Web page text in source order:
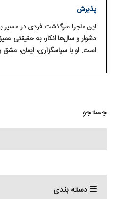
پذیرش
این ماجرا سرگذشت فردی در
دشوار و سال‌ها انکار، به حقیقتی
است. او با سپاسگزاری، ایمان،
می‌کند.
جستجو
دسته بندی